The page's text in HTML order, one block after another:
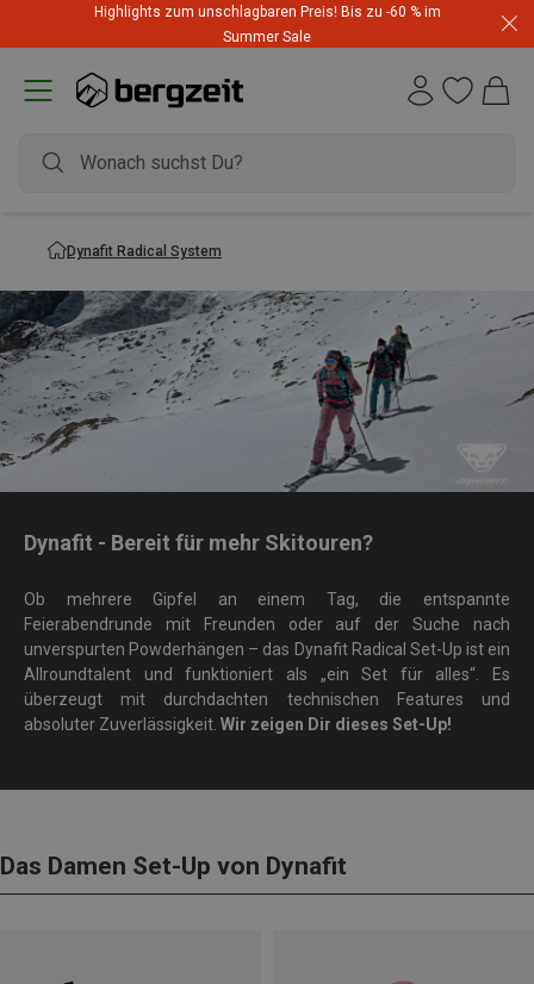
Highlights zum unschlagbaren Preis! Bis zu -60 % im
Summer Sale
Dynafit Radical System
Dynafit - Bereit für mehr Skitouren?
Ob mehrere Gipfel an einem Tag, die entspannte
Feierabendrunde mit Freunden oder auf der Suche nach
unverspurten Powderhängen – das Dynafit Radical Set-Up ist ein
Allroundtalent und funktioniert als „ein Set für alles“. Es
überzeugt mit durchdachten technischen Features und
absoluter Zuverlässigkeit. Wir zeigen Dir dieses Set-Up!
Das Damen Set-Up von Dynafit